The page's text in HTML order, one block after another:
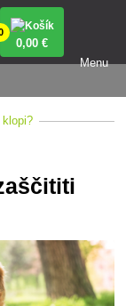
0,00 €
Menu